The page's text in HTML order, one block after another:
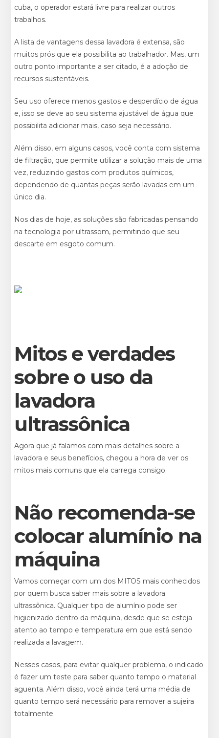
cuba, o operador estará livre para realizar outros
trabalhos.
A lista de vantagens dessa lavadora é extensa, são
muitos prós que ela possibilita ao trabalhador. Mas, um
outro ponto importante a ser citado, é a adoção de
recursos sustentáveis.
Seu uso oferece menos gastos e desperdício de água
e, isso se deve ao seu sistema ajustável de água que
possibilita adicionar mais, caso seja necessário.
Além disso, em alguns casos, você conta com sistema
de filtração, que permite utilizar a solução mais de uma
vez, reduzindo gastos com produtos químicos,
dependendo de quantas peças serão lavadas em um
único dia.
Nos dias de hoje, as soluções são fabricadas pensando
na tecnologia por ultrassom, permitindo que seu
descarte em esgoto comum.
Mitos e verdades
sobre o uso da
lavadora
ultrassônica
Agora que já falamos com mais detalhes sobre a
lavadora e seus benefícios, chegou a hora de ver os
mitos mais comuns que ela carrega consigo.
Não recomenda-se
colocar alumínio na
máquina
Vamos começar com um dos MITOS mais conhecidos
por quem busca saber mais sobre a lavadora
ultrassônica. Qualquer tipo de alumínio pode ser
higienizado dentro da máquina, desde que se esteja
atento ao tempo e temperatura em que está sendo
realizada a lavagem.
Nesses casos, para evitar qualquer problema, o indicado
é fazer um teste para saber quanto tempo o material
aguenta. Além disso, você ainda terá uma média de
quanto tempo será necessário para remover a sujeira
totalmente.